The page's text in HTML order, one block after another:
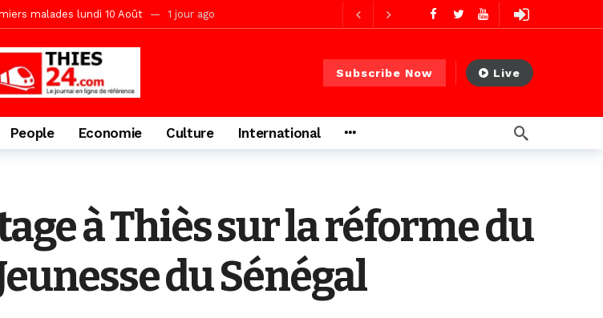
réduire au seul libéralisme (Lamine Diouck PS)
ses priorités devant le Gouverneur
de 600 minibus
Subscribe Now Live
People Economie Culture International
à Thiès sur la réforme du
du Sénégal